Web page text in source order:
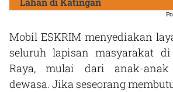
Mobil ESKRIM menyediakan
seluruh lapisan masyarakat
Raya, mulai dari anak-
dewasa. Jika seseorang